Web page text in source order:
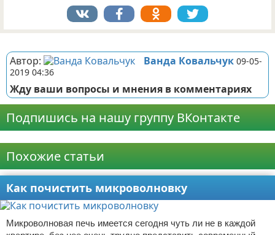
Автор: Ванда Ковальчук 09-05-
2019 04:36
Жду ваши вопросы и мнения в комментариях
Подпишись на нашу группу ВКонтакте
Похожие статьи
Как почистить микроволновку
Микроволновая печь имеется сегодня чуть ли не в каждой